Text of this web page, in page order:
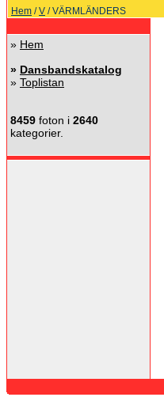
Hem /V / VÄRMLÄNDERS
» Hem
» Dansbandskatalog
» Toplistan
8459 foton i 2640
kategorier.